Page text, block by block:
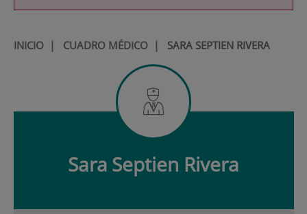
INICIO| CUADRO MÉDICO| SARA SEPTIEN RIVERA
Sara Septien Rivera